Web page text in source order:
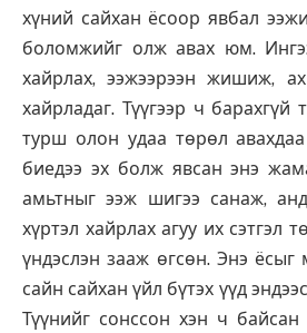
хүний сайхан ёсоор явбал
боломжийг олж авах юм.
хайрлах, ээжээрээн жишиж,
хайрладаг. Түүгээр ч барахгүй
турш олон удаа төрөл
биедээ эх болж явсан энэ
амьтныг ээж шигээ санаж,
хүртэл хайрлах агуу их сэтгэл
үндэслэн зааж өгсөн. Энэ
сайн сайхан үйл бүтэх үүд
Түүнийг сонссон хэн ч байсан